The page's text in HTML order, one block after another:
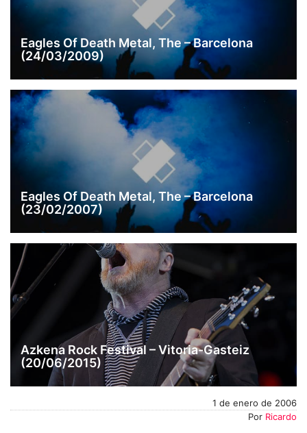
Eagles Of Death Metal, The – Barcelona
(24/03/2009)
Eagles Of Death Metal, The – Barcelona
(23/02/2007)
Azkena Rock Festival – Vitoria-Gasteiz
(20/06/2015)
1 de enero de 2006
Por Ricardo